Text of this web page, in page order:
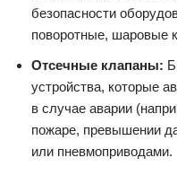
безопасности
поворотные, шаровые
Отсечные клапаны:
устройства, которые
в случае аварии
пожаре, превышении
или пневмоприводами.